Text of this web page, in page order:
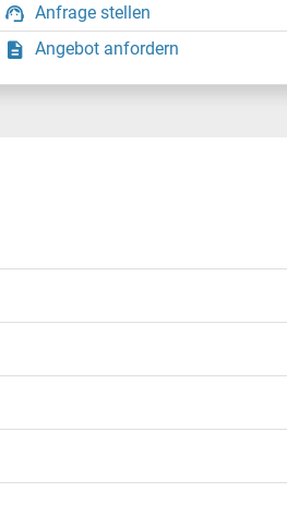
Anfrage stellen
Angebot anfordern